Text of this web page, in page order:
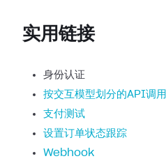
实用链接
身份认证
按交互模型划分的API调用
支付测试
设置订单状态跟踪
Webhook